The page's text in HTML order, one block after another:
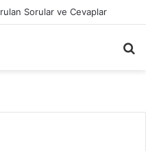
Sorular ve Cevaplar